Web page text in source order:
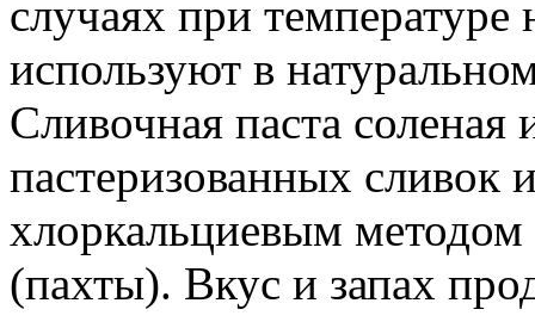
случаях при
используют в
Сливочная паста соленая
пастеризованных сливок
хлоркальциевым
(пахты). Вкус и запах